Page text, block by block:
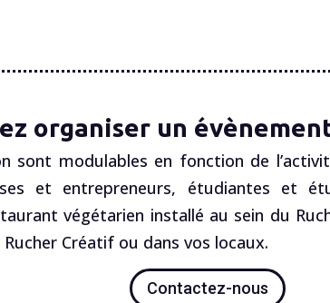
organiser un
sont modulables en fonction de
et entrepreneurs, étudiantes et
végétarien installé au sein du
Créatif ou dans vos locaux.
Contactez-nous